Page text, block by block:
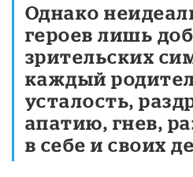
Однако
героев лишь
зрительских
каждый
усталость,
апатию, гнев,
в себе и своих